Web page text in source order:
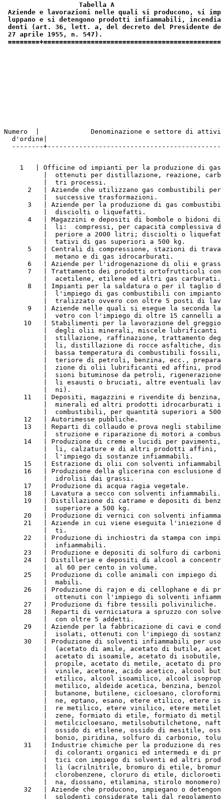
Tabella A
Aziende e lavorazioni nelle quali si producono, si
luppano e si detengono prodotti infiammabili,
denti (art. 36, lett. a, del decreto del Presidente
27 aprile 1955, n. 547).
Numero  |             Denominazione e settore di
  d'ordine|
--------
1   | Officine od impianti per la produzione di
|  ottenuti per distillazione, reazione,
          |  tri processi.
2   | Aziende che utilizzano gas combustibili
          |  successive trasformazioni.
3   | Aziende per la produzione di gas
          |  disciolti o liquefatti.
4   | Magazzini e depositi di bombole o bidoni
|  li:  compressi, per capacità complessiva
|  periore a 2000 litri; disciolti o
          |  tativi di gas superiori a 500 kg.
5   | Centrali di compressione, stazioni di
          |  metano e di gas idrocarburati.
6   | Aziende per l'idrogenazione di olii e
7   | Trattamento dei prodotti ortofrutticoli
          |  acetilene, etilene ed altri gas carburati.
8   | Impianti per la saldatura o per il taglio
|  l'impiego di gas combustibili con
|  tralizzato ovvero con oltre 5 posti di
9   | Aziende nelle quali si esegue la seconda
|  vetro con l'impiego di oltre 15 cannelli
10   | Stabilimenti per la lavorazione del
|  degli olii minerali, miscele lubrificanti
|  stillazione, raffinazione, trattamento
|  li, distillazione di rocce asfaltiche,
|  bassa temperatura di combustibili
|  teriore di petroli, benzina, ecc.,
|  zione di olii lubrificanti ed affini,
|  sioni bituminose da petroli,
|  li esausti o bruciati, altre eventuali
          |  ni).
11   | Depositi, magazzini e rivendite di
|  minerali ed altri prodotti idrocarburati
|  combustibili, per quantità superiori a
     12   | Autorimesse pubbliche.
13   | Reparti di collaudo e prova negli
|  struzione e riparazione di motori a
14   | Produzione di creme e lucidi per
|  li, calzature e di altri prodotti affini,
          |  l'impiego di sostanze infiammabili.
15   | Estrazione di olii con solventi
16   | Produzione della glicerina con esclusione
          |  idrolisi dai grassi.
     17   | Produzione di acqua ragia vegetale.
     18   | Lavatura a secco con solventi infiammabili.
19   | Distillazione di catrame e depositi di
          |  superiore a 500 kg.
20   | Produzione di vernici con solventi
21   | Aziende in cui viene eseguita l'iniezione
          |  ti.
22   | Produzione di inchiostri da stampa con
          |  infiammabili.
23   | Produzione e depositi di solfuro di
24   | Distillerie e depositi di alcool a
          |  al 60 per cento in volume.
25   | Produzione di colle animali con impiego di
          |  mabili.
26   | Produzione di rajon e di cellophane e di
|  ottenuti con l'impiego di solventi
     27   | Produzione di fibre tessili poliviniliche.
28   | Reparti di verniciatura a spruzzo con
          |  con oltre 5 addetti.
29   | Aziende per la fabbricazione di cavi e
|  isolati, ottenuti con l'impiego di
30   | Produzione di solventi infiammabili per
|  (acetato di amile, acetato di butile,
|  acetato di isoamile, acetato di
|  propile, acetato di metile, acetato di
|  vinile, acetone, acido acetico, alcool
|  etilico, alcool isoamilico, alcool
|  metilico, aldeide acetica, benzina,
|  butanone, butilene, cicloesano,
|  ne, eptano, esano, etere etilico, etere
|  re metilico, etere vinilico, etere
|  zene, formiato di etile, formiato di
|  metilcicloesano, metilsobutilchetone,
|  ossido di etilene, ossido di mesitile,
|  bonio, piridina, solfuro di carbonio,
31   | Industrie chimiche per la produzione di
|  di coloranti organici ed intermedi e di
|  tici con impiego di solventi ed altri
|  li (acrilnitrile, bromuro di etile,
|  clorobenzene, cloruro di etile,
|  na, diossano, etilamina, stirolo
32   | Aziende che producono, impiegano o
|  splodenti considerate tali dal